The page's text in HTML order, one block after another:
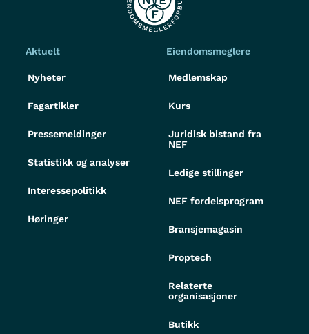
Aktuelt
Nyheter
Fagartikler
Pressemeldinger
Statistikk og analyser
Interessepolitikk
Høringer
Eiendomsmeglere
Medlemskap
Kurs
Juridisk bistand fra
NEF
Ledige stillinger
NEF fordelsprogram
Bransjemagasin
Proptech
Relaterte
organisasjoner
Butikk